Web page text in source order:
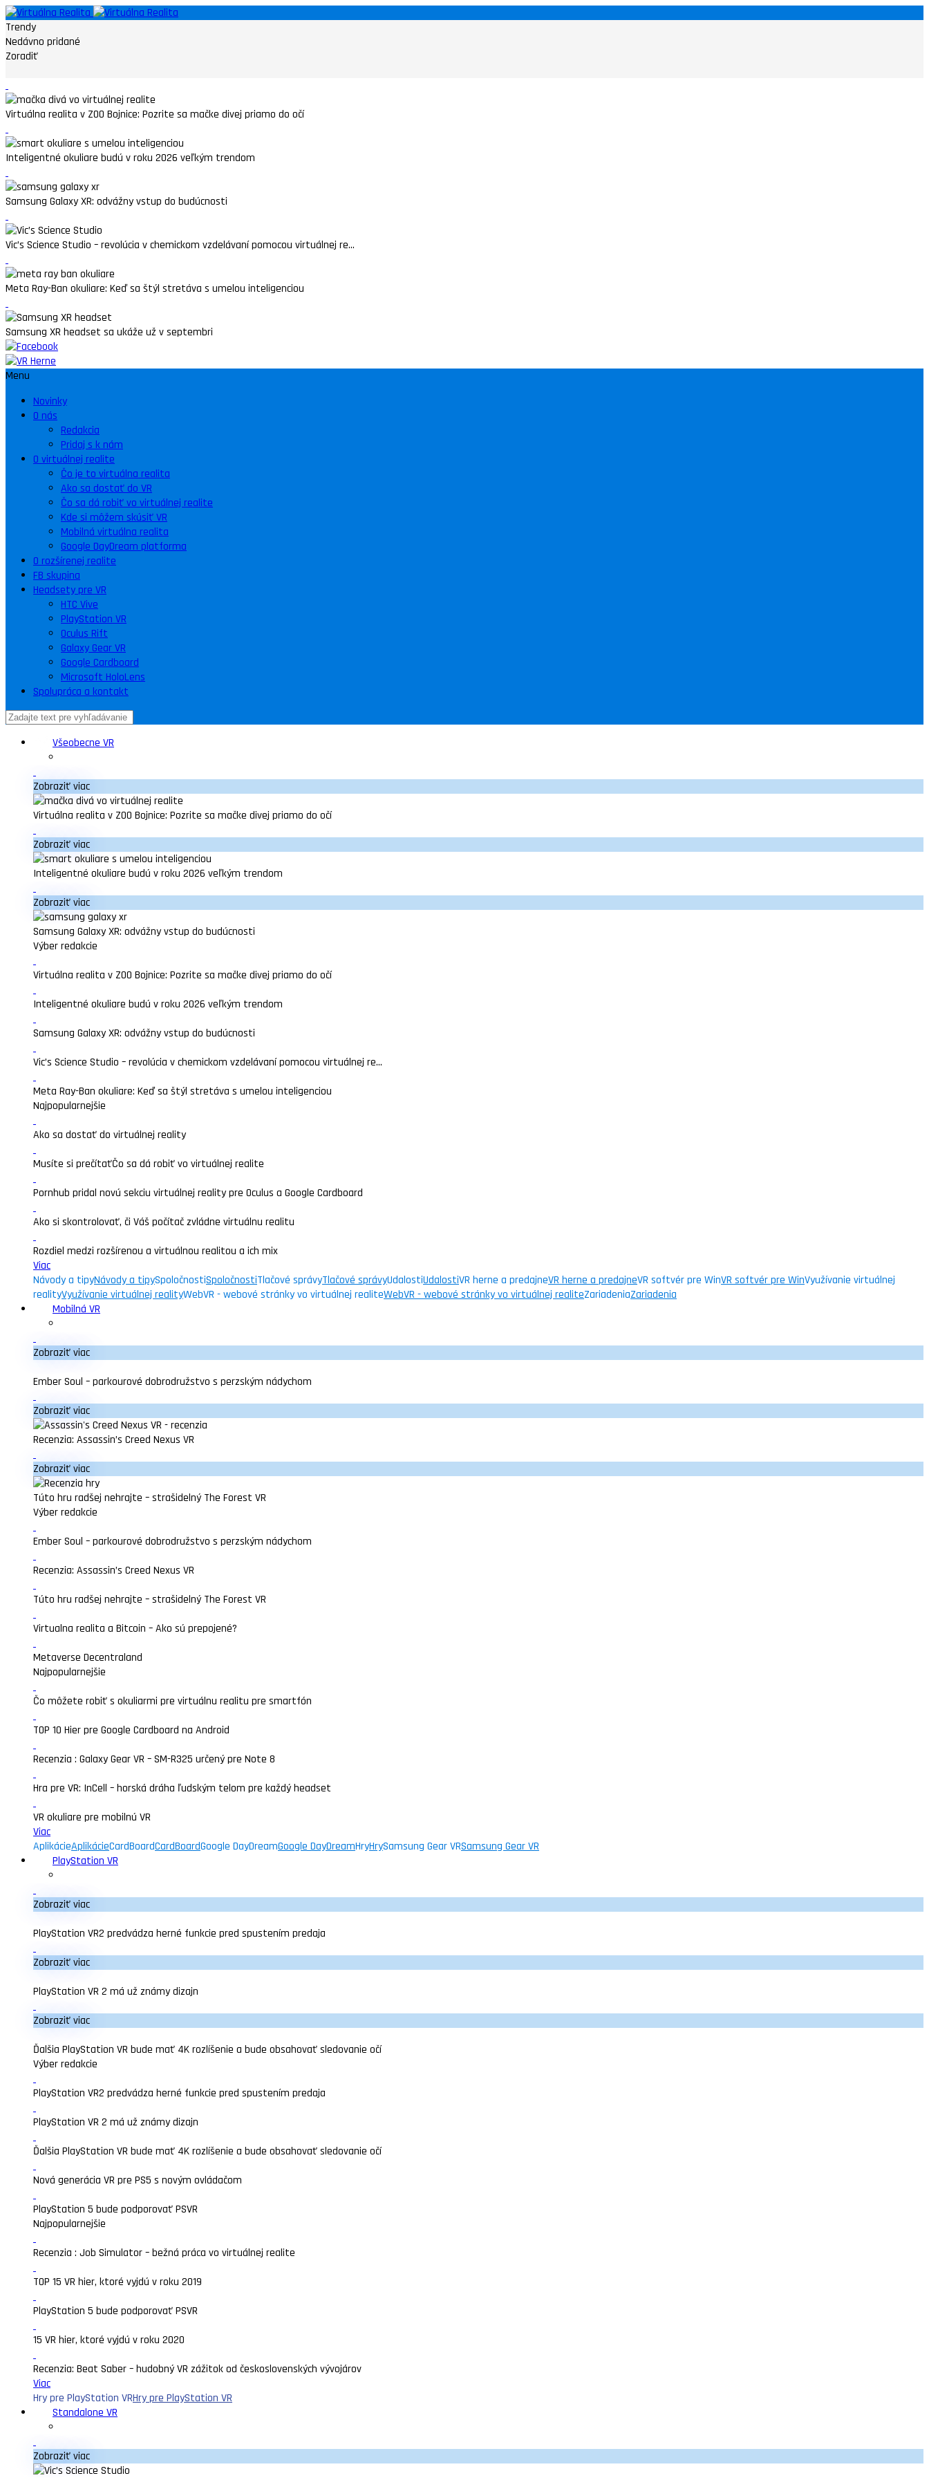
Trendy
Nedávno pridané
Zoradiť
Virtuálna realita v ZOO Bojnice: Pozrite sa mačke divej priamo do očí
Inteligentné okuliare budú v roku 2026 veľkým trendom
Samsung Galaxy XR: odvážny vstup do budúcnosti
Vic’s Science Studio – revolúcia v chemickom vzdelávaní pomocou virtuálnej re...
Meta Ray-Ban okuliare: Keď sa štýl stretáva s umelou inteligenciou
Samsung XR headset sa ukáže už v septembri
Menu
Novinky
O nás
Redakcia
Pridaj s k nám
O virtuálnej realite
Čo je to virtuálna realita
Ako sa dostať do VR
Čo sa dá robiť vo virtuálnej realite
Kde si môžem skúsiť VR
Mobilná virtuálna realita
Google DayDream platforma
O rozšírenej realite
FB skupina
Headsety pre VR
HTC Vive
PlayStation VR
Oculus Rift
Galaxy Gear VR
Google Cardboard
Microsoft HoloLens
Spolupráca a kontakt
Všeobecne VR
Zobraziť viac
Virtuálna realita v ZOO Bojnice: Pozrite sa mačke divej priamo do očí
Zobraziť viac
Inteligentné okuliare budú v roku 2026 veľkým trendom
Zobraziť viac
Samsung Galaxy XR: odvážny vstup do budúcnosti
Výber redakcie
Virtuálna realita v ZOO Bojnice: Pozrite sa mačke divej priamo do očí
Inteligentné okuliare budú v roku 2026 veľkým trendom
Samsung Galaxy XR: odvážny vstup do budúcnosti
Vic’s Science Studio – revolúcia v chemickom vzdelávaní pomocou virtuálnej re...
Meta Ray-Ban okuliare: Keď sa štýl stretáva s umelou inteligenciou
Najpopularnejšie
Ako sa dostať do virtuálnej reality
Musíte si prečítaťČo sa dá robiť vo virtuálnej realite
Pornhub pridal novú sekciu virtuálnej reality pre Oculus a Google Cardboard
Ako si skontrolovať, či Váš počítač zvládne virtuálnu realitu
Rozdiel medzi rozšírenou a virtuálnou realitou a ich mix
Viac
Návody a tipyNávody a tipySpoločnostiSpoločnostiTlačové správyTlačové správyUdalostiUdalostiVR herne a predajneVR herne a predajneVR softvér pre WinVR softvér pre WinVyužívanie virtuálnej
realityVyužívanie virtuálnej realityWebVR - webové stránky vo virtuálnej realiteWebVR - webové stránky vo virtuálnej realiteZariadeniaZariadenia
Mobilná VR
Zobraziť viac
Ember Soul – parkourové dobrodružstvo s perzským nádychom
Zobraziť viac
Recenzia: Assassin’s Creed Nexus VR
Zobraziť viac
Túto hru radšej nehrajte – strašidelný The Forest VR
Výber redakcie
Ember Soul – parkourové dobrodružstvo s perzským nádychom
Recenzia: Assassin’s Creed Nexus VR
Túto hru radšej nehrajte – strašidelný The Forest VR
Virtualna realita a Bitcoin – Ako sú prepojené?
Metaverse Decentraland
Najpopularnejšie
Čo môžete robiť s okuliarmi pre virtuálnu realitu pre smartfón
TOP 10 Hier pre Google Cardboard na Android
Recenzia : Galaxy Gear VR – SM-R325 určený pre Note 8
Hra pre VR: InCell – horská dráha ľudským telom pre každý headset
VR okuliare pre mobilnú VR
Viac
AplikácieAplikácieCardBoardCardBoardGoogle DayDreamGoogle DayDreamHryHrySamsung Gear VRSamsung Gear VR
PlayStation VR
Zobraziť viac
PlayStation VR2 predvádza herné funkcie pred spustením predaja
Zobraziť viac
PlayStation VR 2 má už známy dizajn
Zobraziť viac
Ďalšia PlayStation VR bude mať 4K rozlíšenie a bude obsahovať sledovanie očí
Výber redakcie
PlayStation VR2 predvádza herné funkcie pred spustením predaja
PlayStation VR 2 má už známy dizajn
Ďalšia PlayStation VR bude mať 4K rozlíšenie a bude obsahovať sledovanie očí
Nová generácia VR pre PS5 s novým ovládačom
PlayStation 5 bude podporovať PSVR
Najpopularnejšie
Recenzia : Job Simulator – bežná práca vo virtuálnej realite
TOP 15 VR hier, ktoré vyjdú v roku 2019
PlayStation 5 bude podporovať PSVR
15 VR hier, ktoré vyjdú v roku 2020
Recenzia: Beat Saber – hudobný VR zážitok od československých vývojárov
Viac
Hry pre PlayStation VRHry pre PlayStation VR
Standalone VR
Zobraziť viac